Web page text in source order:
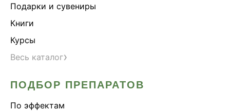
Подарки и сувениры
Книги
Курсы
Весь каталог›
ПОДБОР ПРЕПАРАТОВ
По эффектам